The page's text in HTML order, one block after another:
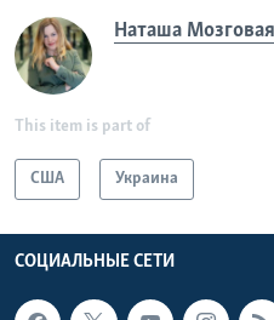
Наташа Мозговая
This item is part of
США Украина
СОЦИАЛЬНЫЕ СЕТИ